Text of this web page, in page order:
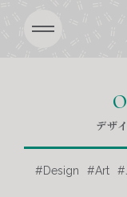
デザ
Design Art